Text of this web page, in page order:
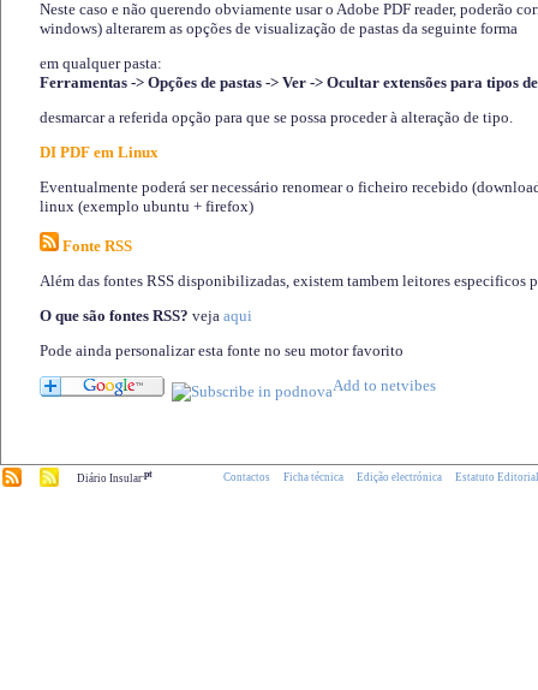
Neste caso e não querendo obviamente usar o Adobe PDF reader, poderão
windows) alterarem as opções de visualização de pastas da seguinte forma
em qualquer pasta:
Ferramentas -> Opções de pastas -> Ver -> Ocultar extensões para tipos
desmarcar a referida opção para que se possa proceder à alteração de tipo.
DI PDF em Linux
Eventualmente poderá ser necessário renomear o ficheiro recebido
linux (exemplo ubuntu + firefox)
Fonte RSS
Além das fontes RSS disponibilizadas, existem tambem leitores especificos
O que são fontes RSS? veja aqui
Pode ainda personalizar esta fonte no seu motor favorito
Diário Insular.pt Contactos Ficha técnica Edição electrónica Estatuto Editorial